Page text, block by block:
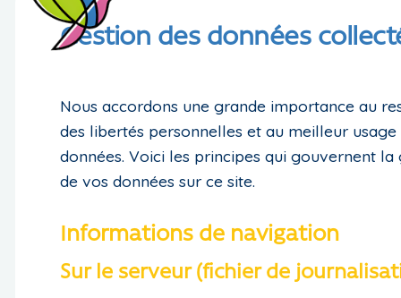
Gestion des données
Nous accordons une grande importance au
des libertés personnelles et au meilleur usage
données. Voici les principes qui gouvernent la
de vos données sur ce site.
Informations de navigation
Sur le serveur (fichier de